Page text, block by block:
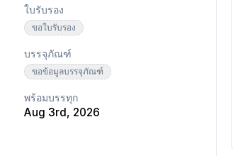
ใบรับรอง
ขอใบรับรอง
บรรจุภัณฑ์
ขอข้อมูลบรรจุภัณฑ์
พร้อมบรรทุก
Aug 3rd, 2026